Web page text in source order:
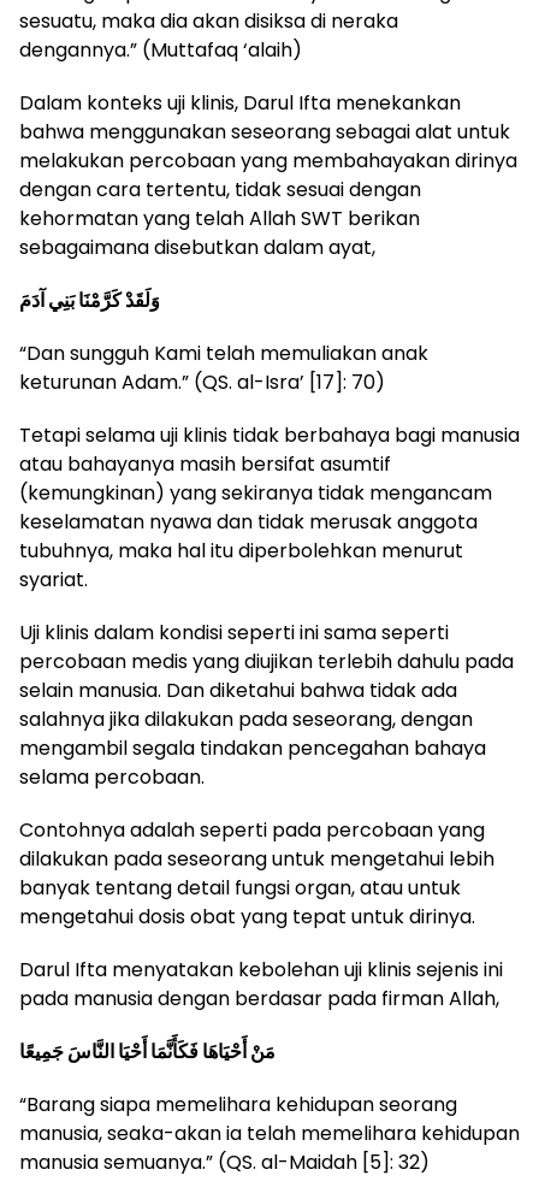
sesuatu, maka dia akan disiksa di neraka
dengannya.” (Muttafaq ‘alaih)
Dalam konteks uji klinis, Darul Ifta menekankan
bahwa menggunakan seseorang sebagai alat untuk
melakukan percobaan yang membahayakan dirinya
dengan cara tertentu, tidak sesuai dengan
kehormatan yang telah Allah SWT berikan
sebagaimana disebutkan dalam ayat,
وَلَقَدْ كَرَّمْنَا بَنِي آدَمَ
“Dan sungguh Kami telah memuliakan anak
keturunan Adam.” (QS. al-Isra’ [17]: 70)
Tetapi selama uji klinis tidak berbahaya bagi manusia
atau bahayanya masih bersifat asumtif
(kemungkinan) yang sekiranya tidak mengancam
keselamatan nyawa dan tidak merusak anggota
tubuhnya, maka hal itu diperbolehkan menurut
syariat.
Uji klinis dalam kondisi seperti ini sama seperti
percobaan medis yang diujikan terlebih dahulu pada
selain manusia. Dan diketahui bahwa tidak ada
salahnya jika dilakukan pada seseorang, dengan
mengambil segala tindakan pencegahan bahaya
selama percobaan.
Contohnya adalah seperti pada percobaan yang
dilakukan pada seseorang untuk mengetahui lebih
banyak tentang detail fungsi organ, atau untuk
mengetahui dosis obat yang tepat untuk dirinya.
Darul Ifta menyatakan kebolehan uji klinis sejenis ini
pada manusia dengan berdasar pada firman Allah,
مَنْ أَحْيَاهَا فَكَأَنَّمَا أَحْيَا النَّاسَ جَمِيعًا
“Barang siapa memelihara kehidupan seorang
manusia, seaka-akan ia telah memelihara kehidupan
manusia semuanya.” (QS. al-Maidah [5]: 32)